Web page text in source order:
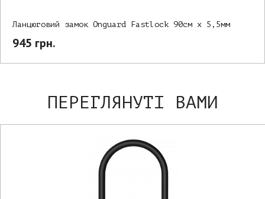
Ланцюговий замок Onguard Fastlock 90см х 5,5мм
945 грн.
ПЕРЕГЛЯНУТІ ВАМИ